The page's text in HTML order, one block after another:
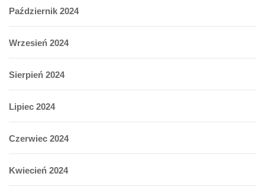
Październik 2024
Wrzesień 2024
Sierpień 2024
Lipiec 2024
Czerwiec 2024
Kwiecień 2024